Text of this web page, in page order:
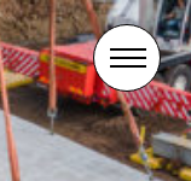
Menu